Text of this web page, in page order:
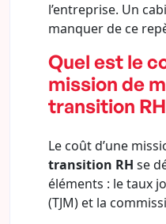
l’entreprise. Un
manquer de ce
Quel est le
mission de
transition
Le coût d’une
transition RH se
éléments : le taux
(TJM) et la